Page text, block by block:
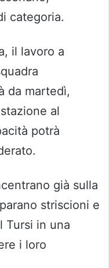
categoria.
il lavoro a
da martedì,
al
potrà
già sulla
striscioni e
Tursi in una
i loro